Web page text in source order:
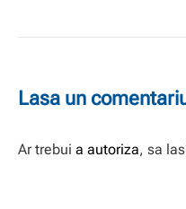
Lasa un
Ar trebui a autoriza, sa